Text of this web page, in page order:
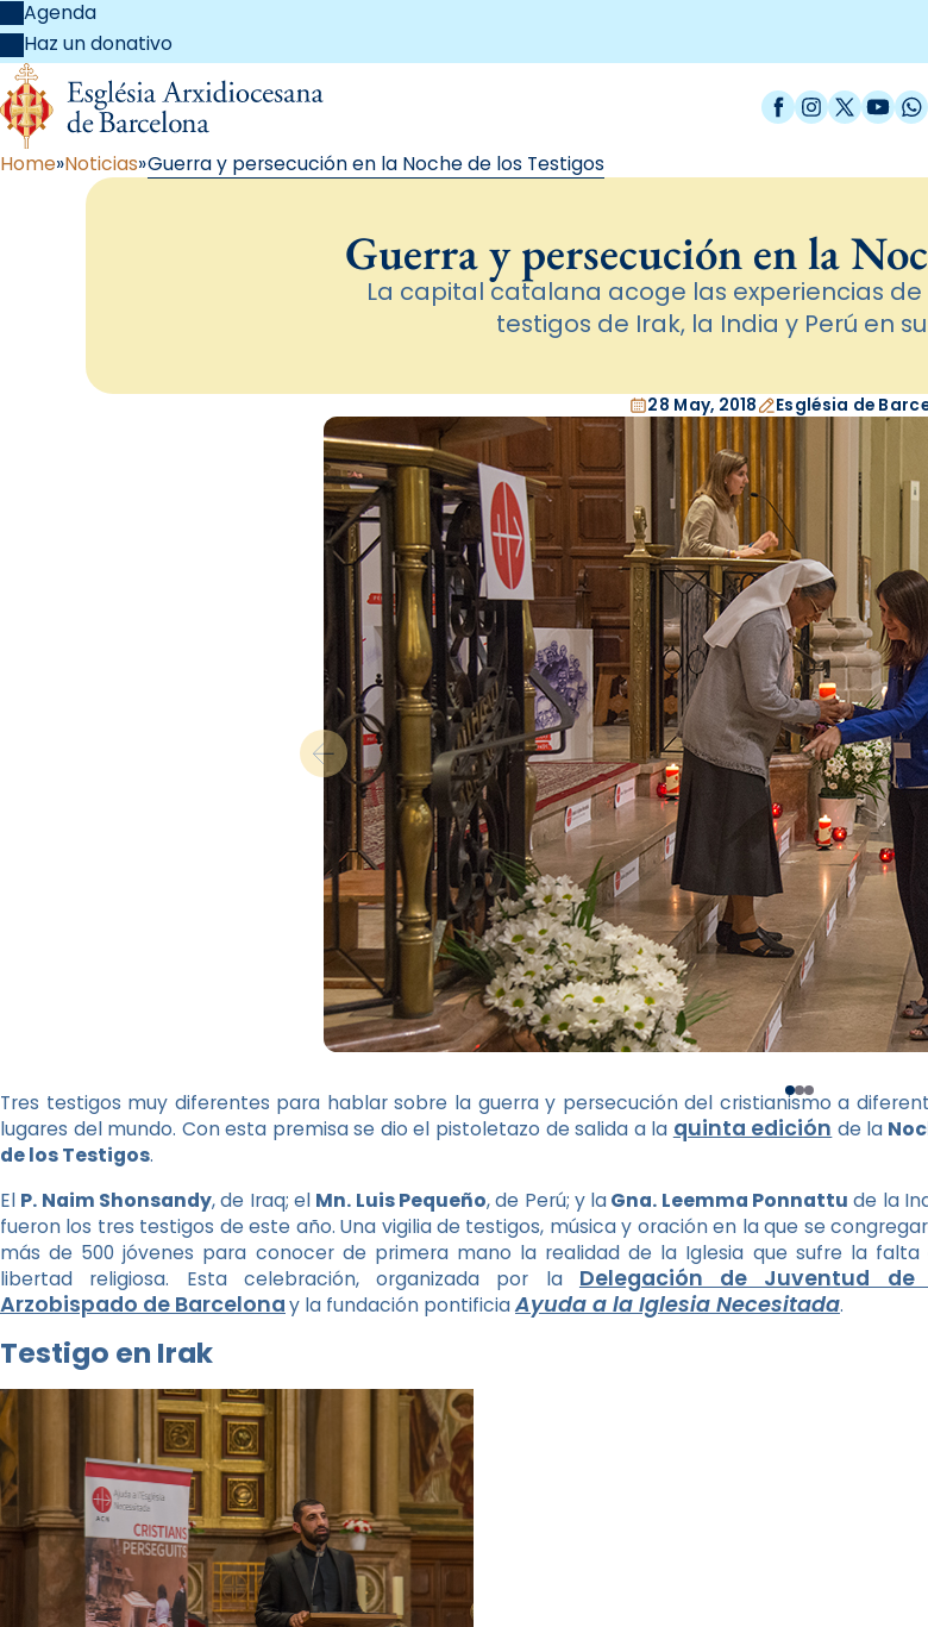
Agenda
Haz un donativo
Facebook
Instagram
X /
Home Noticias Guerra y persecución en la Noche de los Testigos
Guerra y persecución en la
La capital catalana acoge las experiencias
testigos de Irak, la India y Perú en
28 May, 2018 Església de
Tres testigos muy diferentes para hablar sobre la guerra y persecución del cristianismo a
lugares del mundo. Con esta premisa se dio el pistoletazo de salida a la quinta edición de la
de los Testigos.
El P. Naim Shonsandy, de Iraq; el Mn. Luis Pequeño, de Perú; y laGna. Leemma Ponnattu de la
fueron los tres testigos de este año. Una vigilia de testigos, música y oración en la que se
más de 500 jóvenes para conocer de primera mano la realidad de la Iglesia que sufre la falta
libertad religiosa. Esta celebración, organizada por la Delegación de Juventud de
Arzobispado de Barcelonay la fundación pontificiaAyuda a la Iglesia Necesitada.
Testigo en Irak